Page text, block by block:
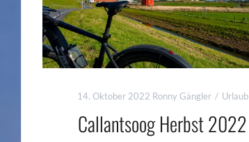
14. Oktober 2022 Ronny Gängler Urlaub
Callantsoog Herbst 2022